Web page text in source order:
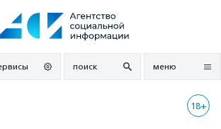
поиск меню
18+